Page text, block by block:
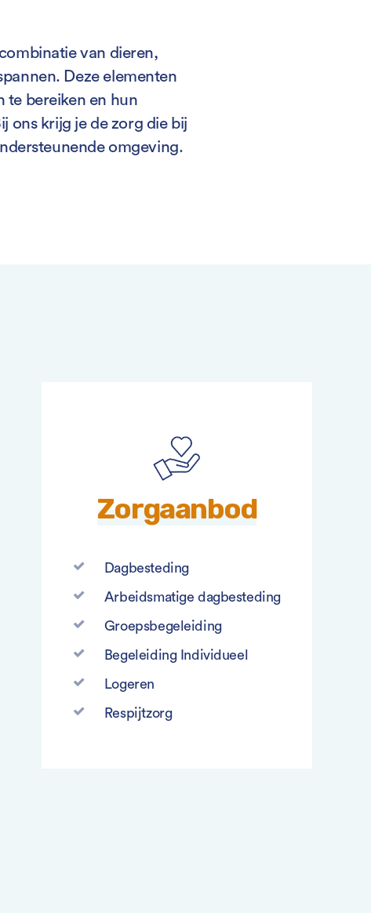
van dieren,
Deze elementen
te bereiken en hun
ons krijg je de zorg die bij
omgeving.
Zorgaanbod
Dagbesteding
Arbeidsmatige dagbesteding
Groepsbegeleiding
Begeleiding Individueel
Logeren
Respijtzorg